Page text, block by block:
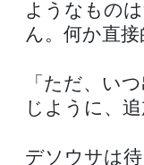
ようなもの
ん。何か直
「ただ、い
じように、
デソウサは